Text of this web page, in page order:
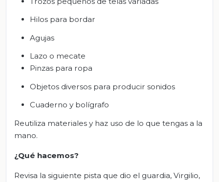
Hilos para bordar
Agujas
Lazo o mecate
Pinzas para ropa
Objetos diversos para producir sonidos
Cuaderno y bolígrafo
Reutiliza materiales y haz uso de lo que tengas a la
mano.
¿Qué hacemos?
Revisa la siguiente pista que dio el guardia, Virgilio,